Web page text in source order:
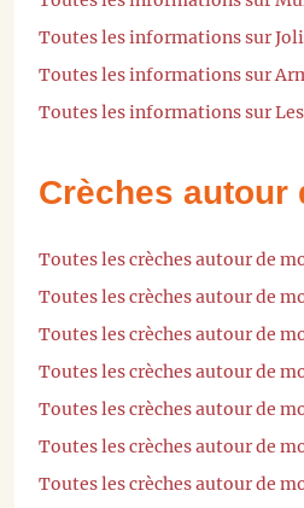
Toutes les informations sur
Toutes les informations sur
Toutes les informations sur
Crèches autour
Toutes les crèches autour de
Toutes les crèches autour de
Toutes les crèches autour de
Toutes les crèches autour de
Toutes les crèches autour de
Toutes les crèches autour de
Toutes les crèches autour de